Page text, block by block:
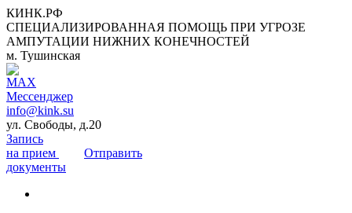
КИНК.РФ
СПЕЦИАЛИЗИРОВАННАЯ ПОМОЩЬ ПРИ УГРОЗЕ
АМПУТАЦИИ НИЖНИХ КОНЕЧНОСТЕЙ
м. Тушинская
info@kink.su
ул. Свободы, д.20
Запись
на прием
Отправить
документы